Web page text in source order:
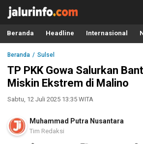
Info Terbaru, Berita Terkini Hari Ini,
Terkini, Akurat dan Terpercaya
Beranda Headline Internasional
Beranda Sulsel
TP PKK Gowa Salurkan
Miskin Ekstrem di Malino
Sabtu, 12 Juli 2025 13:35 WITA
Muhammad Putra Nusantara
Tim Redaksi